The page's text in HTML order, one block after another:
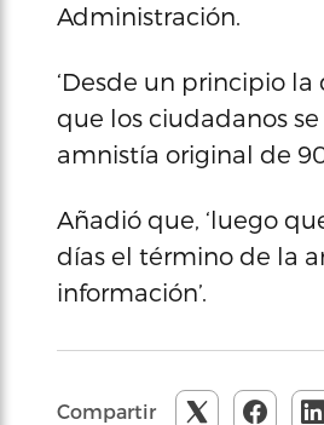
Administración.
‘Desde un principio
que los ciudadanos
amnistía original de
Añadió que, ‘luego
días el término de la
información’.
Compartir